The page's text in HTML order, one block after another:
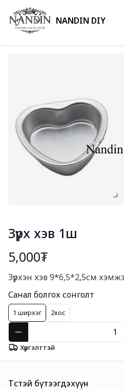
NANDIN DIY
Зүрх хэв 1ш
5,000₮
Зүрхэн хэв 9*6,5*2,5см
Санал болгох сонголт
1 ширхэг 2хос
Хүргэлттэй
Төстэй бүтээгдэхүүн